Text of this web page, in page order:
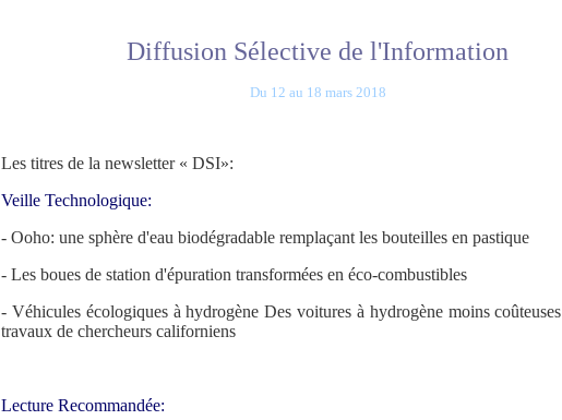
Diffusion Sélective de l'Information
Du 12 au 18 mars 2018
Les titres de la newsletter « DSI»:
Veille Technologique:
- Ooho: une sphère d'eau biodégradable remplaçant les bouteilles en pastique
- Les boues de station d'épuration transformées en éco-combustibles
- Véhicules écologiques à hydrogène Des voitures à hydrogène moins
travaux de chercheurs californiens
Lecture Recommandée: